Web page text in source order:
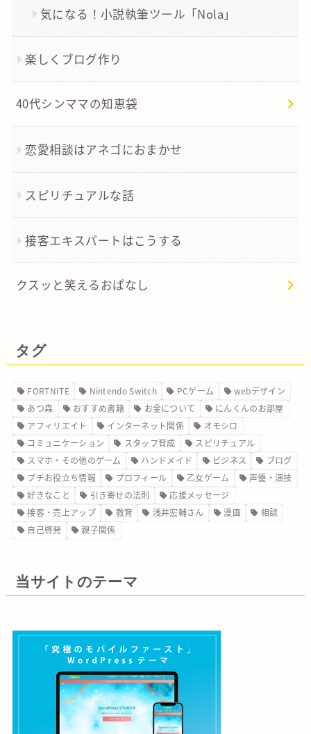
気になる！小説執筆ツール「Nola」
楽しくブログ作り
40代シンママの知恵袋
恋愛相談はアネゴにおまかせ
スピリチュアルな話
接客エキスパートはこうする
クスッと笑えるおぱなし
タグ
FORTNITE Nintendo Switch PCゲーム
webデザイン
あつ森
おすすめ書籍 お金について
にんくんのお部屋
アフィリエイト
インターネット関係
オモシロ
コミュニケーション
スタッフ育成
スピリチュアル
スマホ・その他のゲーム
ハンドメイド ビジネス
ブログ
プチお役立ち情報
プロフィール 乙女ゲーム
声優・演技
好きなこと
引き寄せの法則
応援メッセージ
接客・売上アップ
教育 浅井宏輔さん 漫画
相談
自己啓発
親子関係
当サイトのテーマ